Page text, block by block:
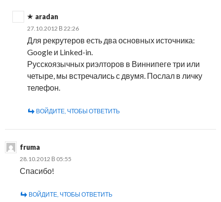
aradan
27.10.2012 В 22:26
Для рекрутеров есть два основных источника:
Google и Linked-in.
Русскоязычных риэлторов в Виннипеге три или
четыре, мы встречались с двумя. Послал в личку
телефон.
ВОЙДИТЕ, ЧТОБЫ ОТВЕТИТЬ
fruma
28.10.2012 В 05:55
Спасибо!
ВОЙДИТЕ, ЧТОБЫ ОТВЕТИТЬ